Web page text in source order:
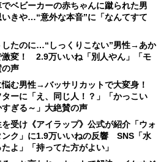
でベビーカーの赤ちゃんに蹴られた男
きや…“意外な本音”に「なんてすて
したのに…“しっくりこない”男性→あか
激変！ 2.9万いいね「別人やん」「モ
の声
悩む男性→バッサリカットで大変身！
ターに「え、同じ人！？」「かっこい
ぎる～」大絶賛の声
受け《アイラップ》公式が紹介「ウォ
ンク」に1.9万いいねの反響 SNS「水
よ」「持ってた方がよい」